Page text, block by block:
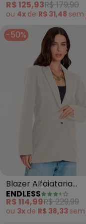
R$ 125,93R$ 179,90
ou 4x de R$ 31,48 sem
-50%
Blazer Alfaiataria
Ferminino (Bege)
ENDLESS
R$ 114,99R$ 229,99
ou 3x de R$ 38,33 sem